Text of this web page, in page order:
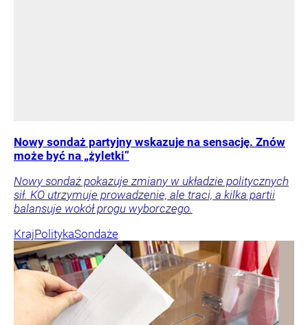
Nowy sondaż partyjny wskazuje na sensację. Znów
może być na „żyletki”
Nowy sondaż pokazuje zmiany w układzie politycznych
sił. KO utrzymuje prowadzenie, ale traci, a kilka partii
balansuje wokół progu wyborczego.
KrajPolitykaSondaże